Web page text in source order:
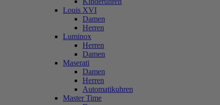
Louis XVI
Damen
Herren
Luminox
Herren
Damen
Maserati
Damen
Herren
Automatikuhren
Master Time